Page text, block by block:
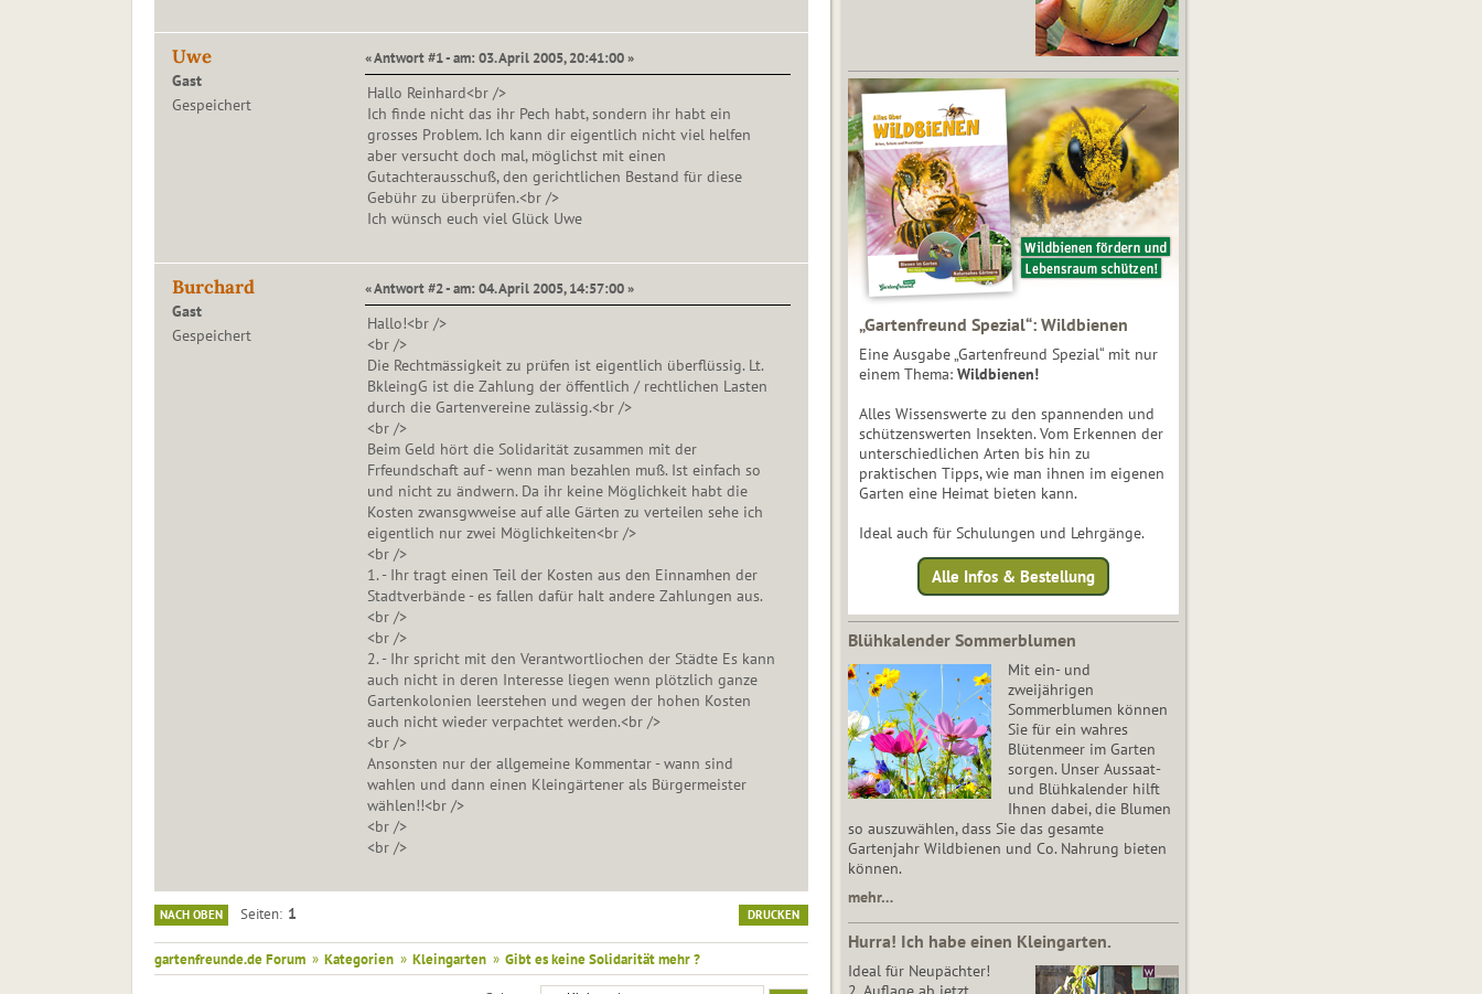
Uwe
Gast
Gespeichert
« Antwort #1 - am: 03. April 2005, 20:41:00 »
Hallo Reinhard<br />
Ich finde nicht das ihr Pech habt, sondern ihr habt ein
grosses Problem. Ich kann dir eigentlich nicht viel helfen
aber versucht doch mal, möglichst mit einen
Gutachterausschuß, den gerichtlichen Bestand für diese
Gebühr zu überprüfen.<br />
Ich wünsch euch viel Glück Uwe
Burchard
Gast
Gespeichert
« Antwort #2 - am: 04. April 2005, 14:57:00 »
Hallo!<br />
<br />
Die Rechtmässigkeit zu prüfen ist eigentlich überflüssig. Lt.
BkleingG ist die Zahlung der öffentlich / rechtlichen Lasten
durch die Gartenvereine zulässig.<br />
<br />
Beim Geld hört die Solidarität zusammen mit der
Frfeundschaft auf - wenn man bezahlen muß. Ist einfach so
und nicht zu ändwern. Da ihr keine Möglichkeit habt die
Kosten zwansgwweise auf alle Gärten zu verteilen sehe ich
eigentlich nur zwei Möglichkeiten<br />
<br />
1. - Ihr tragt einen Teil der Kosten aus den Einnamhen der
Stadtverbände - es fallen dafür halt andere Zahlungen aus.
<br />
<br />
2. - Ihr spricht mit den Verantwortliochen der Städte Es kann
auch nicht in deren Interesse liegen wenn plötzlich ganze
Gartenkolonien leerstehen und wegen der hohen Kosten
auch nicht wieder verpachtet werden.<br />
<br />
Ansonsten nur der allgemeine Kommentar - wann sind
wahlen und dann einen Kleingärtener als Bürgermeister
wählen!!<br />
<br />
<br />
DRUCKEN
NACH OBEN Seiten 1
gartenfreunde.de Forum » Kategorien » Kleingarten » Gibt es keine Solidarität mehr ?
„Gartenfreund Spezial“: Wildbienen
Eine Ausgabe „Gartenfreund Spezial“ mit nur
einem Thema: Wildbienen!
Alles Wissenswerte zu den spannenden und
schützenswerten Insekten. Vom Erkennen der
unterschiedlichen Arten bis hin zu
praktischen Tipps, wie man ihnen im eigenen
Garten eine Heimat bieten kann.
Ideal auch für Schulungen und Lehrgänge.
Alle Infos & Bestellung
Blühkalender Sommerblumen
Mit ein- und
zweijährigen
Sommerblumen können
Sie für ein wahres
Blütenmeer im Garten
sorgen. Unser Aussaat-
und Blühkalender hilft
Ihnen dabei, die Blumen
so auszuwählen, dass Sie das gesamte
Gartenjahr Wildbienen und Co. Nahrung bieten
können.
mehr…
Hurra! Ich habe einen Kleingarten.
Ideal für Neupächter!